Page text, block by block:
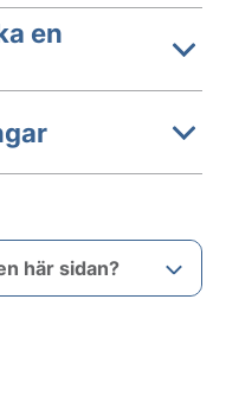
en
här sidan?